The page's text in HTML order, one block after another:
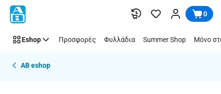
Παράλειψη 0
Eshop Προσφορές Φυλλάδια Summer Shop Μόνο
AB eshop